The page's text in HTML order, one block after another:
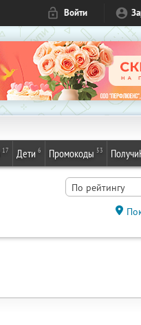
Войти
17 Дети 6 Промокоды 53
По рейтингу